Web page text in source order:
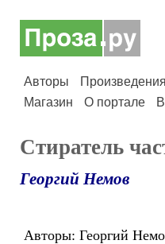
Авторы Произведения
Магазин
О портале
Стиратель
Георгий Немов
Авторы: Георгий